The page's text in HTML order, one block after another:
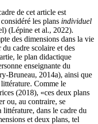
de cet article est
les plans individuel
(Lépine et al., 2022).
des dimensions dans la vie
cadre scolaire et des
le plan didactique
enseignante du
Bruneau, 2014a), ainsi que
Comme le
(2018), «ces deux plans
ou, au contraire, se
dans le cadre du
et deux plans, tel